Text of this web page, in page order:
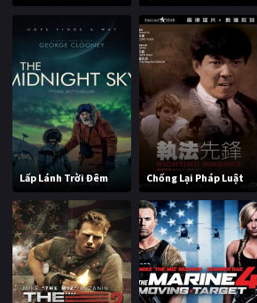
Lấp Lánh Trời Đêm Chống Lại Pháp Luật